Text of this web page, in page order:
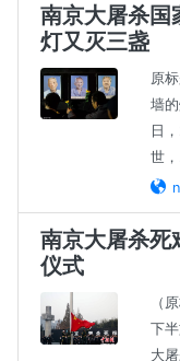
南京大屠杀国
灯又灭三盏
原
墙
日
世
南京大屠杀死
仪式
（
下
大